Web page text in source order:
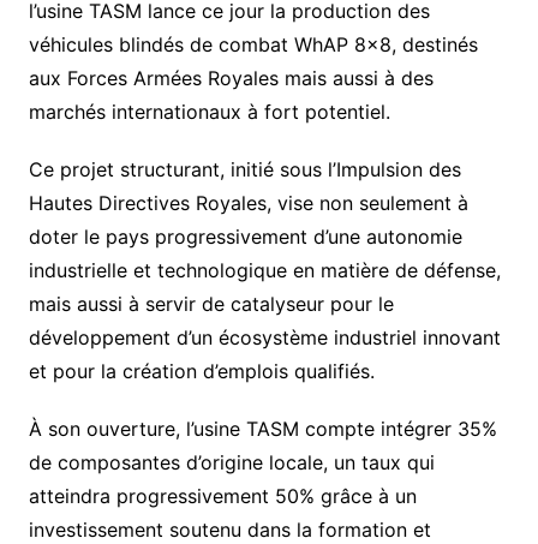
l’usine TASM lance ce jour la production des
véhicules blindés de combat WhAP 8×8, destinés
aux Forces Armées Royales mais aussi à des
marchés internationaux à fort potentiel.
Ce projet structurant, initié sous l’Impulsion des
Hautes Directives Royales, vise non seulement à
doter le pays progressivement d’une autonomie
industrielle et technologique en matière de défense,
mais aussi à servir de catalyseur pour le
développement d’un écosystème industriel innovant
et pour la création d’emplois qualifiés.
À son ouverture, l’usine TASM compte intégrer 35%
de composantes d’origine locale, un taux qui
atteindra progressivement 50% grâce à un
investissement soutenu dans la formation et